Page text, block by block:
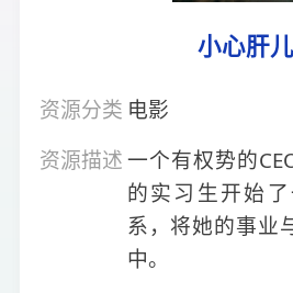
小心肝儿
资源分类 电影
资源描述一个有权势的
的实习生开始
系，将她的事业
中。